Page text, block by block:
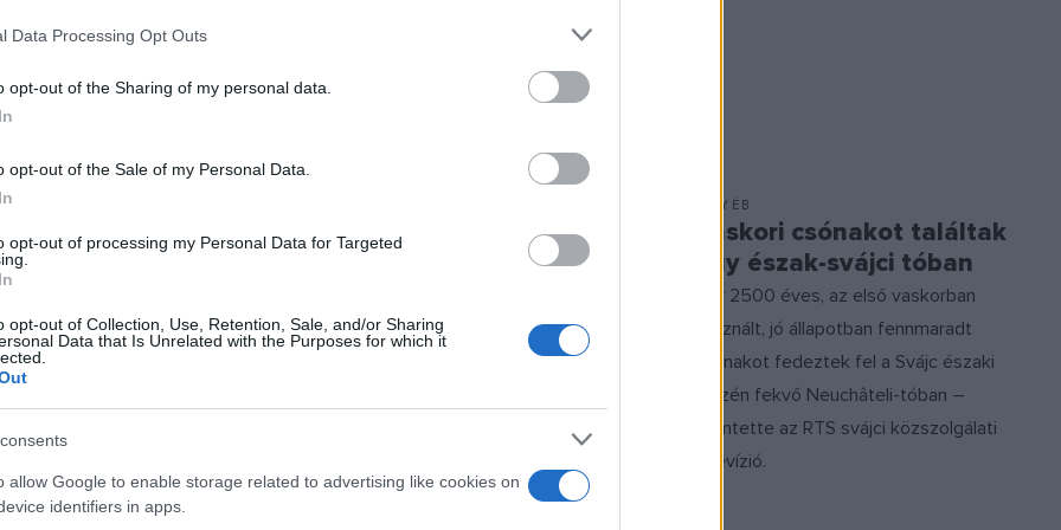
Data Processing Opt Outs
opt-out of the Sharing of my personal data.
opt-out of the Sale of my Personal Data.
opt-out of processing my Personal Data for Targeted
opt-out of Collection, Use, Retention, Sale, and/or Sharing
Data that Is Unrelated with the Purposes for which it
allow Google to enable storage related to advertising like cookies on
identifiers in apps.
(333 millió forint) volt,
licitharc után egy európai
meg.
tó
ként emlegetett
funkciója egyelőre
számára is kérdéses.
Svájc visszaadott
Bolíviának három múmiát
Durand, a genfi Néprajzi Múzeum (MEG)
igazgatója hangsúlyozta, a város „fontos
emberi maradványokat visszaszolgáltatja
2014-ben ezt már megtette az aotearoai
EGYÉB
Vaskori csónakot találtak
egy észak-svájci tóban
Egy 2500 éves, az első vaskorban
használt, jó állapotban fennmaradt
csónakot fedeztek fel a Svájc északi
részén fekvő Neuchâteli-tóban –
jelentette az RTS svájci közszolgálati
televízió.